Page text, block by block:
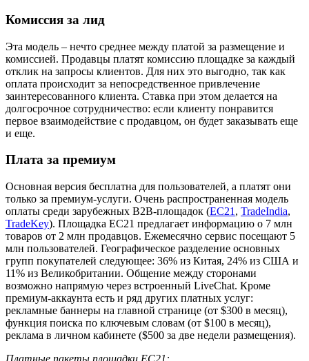
Комиссия за лид
Эта модель – нечто среднее между платой за размещение и
комиссией. Продавцы платят комиссию площадке за каждый
отклик на запросы клиентов. Для них это выгодно, так как
оплата происходит за непосредственное привлечение
заинтересованного клиента. Ставка при этом делается на
долгосрочное сотрудничество: если клиенту понравится
первое взаимодействие с продавцом, он будет заказывать еще
и еще.
Плата за премиум
Основная версия бесплатна для пользователей, а платят они
только за премиум-услуги. Очень распространенная модель
оплаты среди зарубежных B2B-площадок (EC21 , TradeIndia,
TradeKey). Площадка EC21 предлагает информацию о 7 млн
товаров от 2 млн продавцов. Ежемесячно сервис посещают 5
млн пользователей. Географическое разделение основных
групп покупателей следующее: 36% из Китая, 24% из США и
11% из Великобритании. Общение между сторонами
возможно напрямую через встроенный LiveChat. Кроме
премиум-аккаунта есть и ряд других платных услуг:
рекламные баннеры на главной странице (от $300 в месяц),
функция поиска по ключевым словам (от $100 в месяц),
реклама в личном кабинете ($500 за две недели размещения).
Платные пакеты площадки EC21: